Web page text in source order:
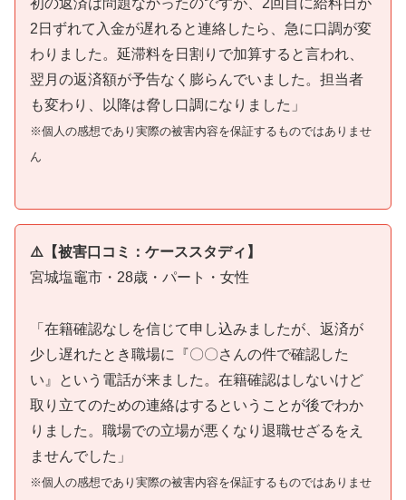
2日ずれて入金が遅れると連絡したら、急に口調が変
わりました。延滞料を日割りで加算すると言われ、
翌月の返済額が予告なく膨らんでいました。担当者
も変わり、以降は脅し口調になりました」
※個人の感想であり実際の被害内容を保証するものではありませ
ん
⚠️【被害口コミ：ケーススタディ】
宮城塩竈市・28歳・パート・女性
「在籍確認なしを信じて申し込みましたが、返済が
少し遅れたとき職場に『〇〇さんの件で確認した
い』という電話が来ました。在籍確認はしないけど
取り立てのための連絡はするということが後でわか
りました。職場での立場が悪くなり退職せざるをえ
ませんでした」
※個人の感想であり実際の被害内容を保証するものではありませ